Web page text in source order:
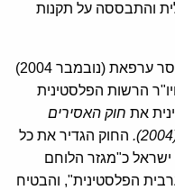
והתבססה על תקנות
בתקופת הדמדומים שבין מותו של יאסר ערפאת (נובמבר 2004)
הרשות הפלסטינית
חוק האסירים
החוק הגדיר את כל
ישראל כ"מגזר הלוחם
הפלסטינית", והבטיח